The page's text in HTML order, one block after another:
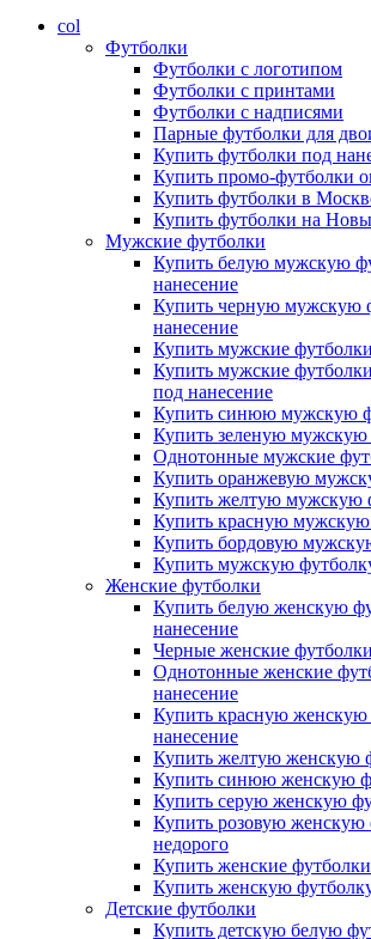
col
Футболки
Футболки с логотипом
Футболки с принтами
Футболки с надписями
Парные футболки для
Купить футболки под
Купить промо-футболки
Купить футболки в
Купить футболки на
Мужские футболки
Купить белую мужскую
нанесение
Купить черную мужскую
нанесение
Купить мужские
Купить мужские
под нанесение
Купить синюю мужскую
Купить зеленую мужскую
Однотонные мужские
Купить оранжевую
Купить желтую мужскую
Купить красную
Купить бордовую
Купить мужскую
Женские футболки
Купить белую женскую
нанесение
Черные женские
Однотонные женские
нанесение
Купить красную женскую
нанесение
Купить желтую женскую
Купить синюю женскую
Купить серую женскую
Купить розовую женскую
недорого
Купить женские
Купить женскую
Детские футболки
Купить детскую белую